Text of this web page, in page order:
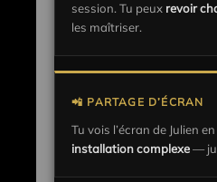
session. Tu peux revoir
les maîtriser.
📲 PARTAGE D’ÉCRAN
Tu vois l’écran de Julien
installation complexe—